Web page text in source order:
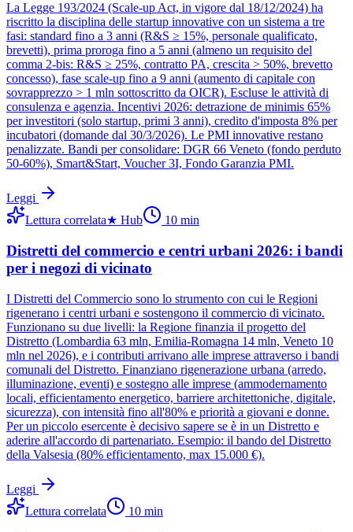
La Legge 193/2024 (Scale-up Act, in vigore dal 18/12/2024) ha
riscritto la disciplina delle startup innovative con un sistema a tre
fasi: standard fino a 3 anni (R&S ≥ 15%, personale qualificato,
brevetti), prima proroga fino a 5 anni (almeno un requisito del
comma 2-bis: R&S ≥ 25%, contratto PA, crescita > 50%, brevetto
concesso), fase scale-up fino a 9 anni (aumento di capitale con
sovrapprezzo > 1 mln sottoscritto da OICR). Escluse le attività di
consulenza e agenzia. Incentivi 2026: detrazione de minimis 65%
per investitori (solo startup, primi 3 anni), credito d'imposta 8% per
incubatori (domande dal 30/3/2026). Le PMI innovative restano
penalizzate. Bandi per consolidare: DGR 66 Veneto (fondo perduto
50-60%), Smart&Start, Voucher 3I, Fondo Garanzia PMI.
Leggi
Lettura correlata★ Hub 10 min
Distretti del commercio e centri urbani 2026: i bandi
per i negozi di vicinato
I Distretti del Commercio sono lo strumento con cui le Regioni
rigenerano i centri urbani e sostengono il commercio di vicinato.
Funzionano su due livelli: la Regione finanzia il progetto del
Distretto (Lombardia 63 mln, Emilia-Romagna 14 mln, Veneto 10
mln nel 2026), e i contributi arrivano alle imprese attraverso i bandi
comunali del Distretto. Finanziano rigenerazione urbana (arredo,
illuminazione, eventi) e sostegno alle imprese (ammodernamento
locali, efficientamento energetico, barriere architettoniche, digitale,
sicurezza), con intensità fino all'80% e priorità a giovani e donne.
Per un piccolo esercente è decisivo sapere se è in un Distretto e
aderire all'accordo di partenariato. Esempio: il bando del Distretto
della Valsesia (80% efficientamento, max 15.000 €).
Leggi
Lettura correlata
10 min